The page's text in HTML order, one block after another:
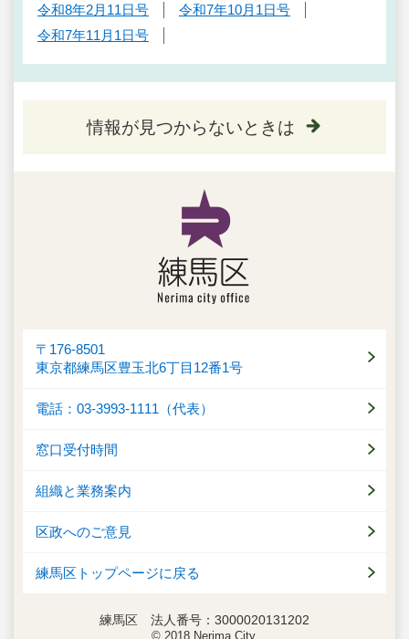
令和8年2月11日号
令和7年10月1日号
令和7年11月1日号
情報が見つからないときは
〒176-8501
東京都練馬区豊玉北6丁目12番1号
電話：03-3993-1111（代表）
窓口受付時間
組織と業務案内
区政へのご意見
練馬区トップページに戻る
練馬区 法人番号：3000020131202
© 2018 Nerima City.